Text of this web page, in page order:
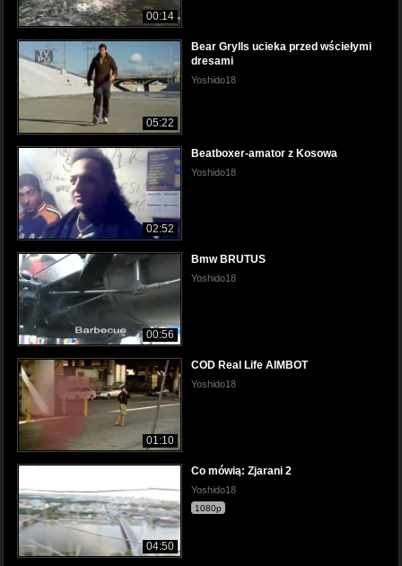
00:14
05:22
Bear Grylls ucieka przed wściełymi
dresami
Yoshido18
02:52
Beatboxer-amator z Kosowa
Yoshido18
00:56
Bmw BRUTUS
Yoshido18
01:10
COD Real Life AIMBOT
Yoshido18
04:50
Co mówią: Zjarani 2
Yoshido18
1080p